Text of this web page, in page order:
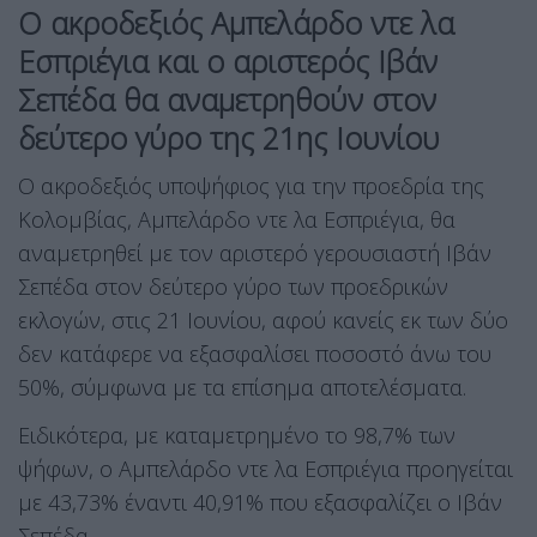
Ο ακροδεξιός Αμπελάρδο ντε λα
Εσπριέγια και ο αριστερός Ιβάν
Σεπέδα θα αναμετρηθούν στον
δεύτερο γύρο της 21ης Ιουνίου
Ο ακροδεξιός υποψήφιος για την προεδρία της
Κολομβίας, Αμπελάρδο ντε λα Εσπριέγια, θα
αναμετρηθεί με τον αριστερό γερουσιαστή Ιβάν
Σεπέδα στον δεύτερο γύρο των προεδρικών
εκλογών, στις 21 Ιουνίου, αφού κανείς εκ των δύο
δεν κατάφερε να εξασφαλίσει ποσοστό άνω του
50%, σύμφωνα με τα επίσημα αποτελέσματα.
Ειδικότερα, με καταμετρημένο το 98,7% των
ψήφων, ο Αμπελάρδο ντε λα Εσπριέγια προηγείται
με 43,73% έναντι 40,91% που εξασφαλίζει ο Ιβάν